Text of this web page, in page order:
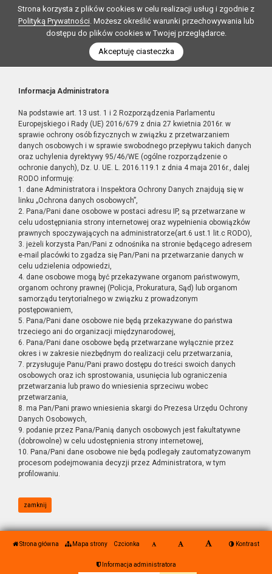
Strona korzysta z plików cookies w celu realizacji usług i zgodnie z
Polityką Prywatności. Możesz określić warunki przechowywania lub
dostępu do plików cookies w Twojej przeglądarce.
Akceptuję ciasteczka
Informacja Administratora
Na podstawie art. 13 ust. 1 i 2 Rozporządzenia Parlamentu
Europejskiego i Rady (UE) 2016/679 z dnia 27 kwietnia 2016r. w
sprawie ochrony osób fizycznych w związku z przetwarzaniem
danych osobowych i w sprawie swobodnego przepływu takich danych
oraz uchylenia dyrektywy 95/46/WE (ogólne rozporządzenie o
ochronie danych), Dz. U. UE. L. 2016.119.1 z dnia 4 maja 2016r., dalej
RODO informuję:
1. dane Administratora i Inspektora Ochrony Danych znajdują się w
linku „Ochrona danych osobowych”,
2. Pana/Pani dane osobowe w postaci adresu IP, są przetwarzane w
celu udostępniania strony internetowej oraz wypełnienia obowiązków
prawnych spoczywających na administratorze(art.6 ust.1 lit.c RODO),
3. jeżeli korzysta Pan/Pani z odnośnika na stronie będącego adresem
e-mail placówki to zgadza się Pan/Pani na przetwarzanie danych w
celu udzielenia odpowiedzi,
4. dane osobowe mogą być przekazywane organom państwowym,
organom ochrony prawnej (Policja, Prokuratura, Sąd) lub organom
samorządu terytorialnego w związku z prowadzonym
postępowaniem,
5. Pana/Pani dane osobowe nie będą przekazywane do państwa
trzeciego ani do organizacji międzynarodowej,
6. Pana/Pani dane osobowe będą przetwarzane wyłącznie przez
okres i w zakresie niezbędnym do realizacji celu przetwarzania,
7. przysługuje Panu/Pani prawo dostępu do treści swoich danych
osobowych oraz ich sprostowania, usunięcia lub ograniczenia
przetwarzania lub prawo do wniesienia sprzeciwu wobec
przetwarzania,
8. ma Pan/Pani prawo wniesienia skargi do Prezesa Urzędu Ochrony
Danych Osobowych,
9. podanie przez Pana/Panią danych osobowych jest fakultatywne
(dobrowolne) w celu udostępnienia strony internetowej,
10. Pana/Pani dane osobowe nie będą podlegały zautomatyzowanym
procesom podejmowania decyzji przez Administratora, w tym
profilowaniu.
zamknij
Strona główna Mapa strony Czcionka Kontrast
Informacja administratora